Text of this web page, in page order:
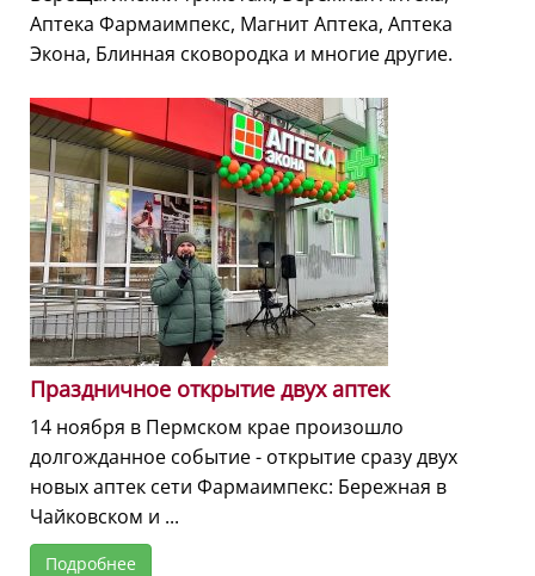
Аптека Фармаимпекс, Магнит Аптека, Аптека
Экона, Блинная сковородка и многие другие.
Праздничное открытие двух аптек
14 ноября в Пермском крае произошло
долгожданное событие - открытие сразу двух
новых аптек сети Фармаимпекс: Бережная в
Чайковском и ...
Подробнее